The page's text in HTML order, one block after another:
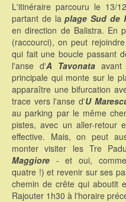
L'itinéraire parcouru le 13/
partant de laplage Sud de
en direction de Balistra. En
(raccourci), on peut
qui fait une boucle passant
l'anse d'A Tavonata
principale qui monte sur le
apparaître une bifurcation
trace vers l'anse d'U
au parking par le même
pistes, avec un aller-retour
effective. Mais, on peut
monter visiter les Tre
Maggiore - et oui,
quatre !) et revenir sur ses
chemin de crête qui aboutit
Rajouter 1h30 à l'horaire